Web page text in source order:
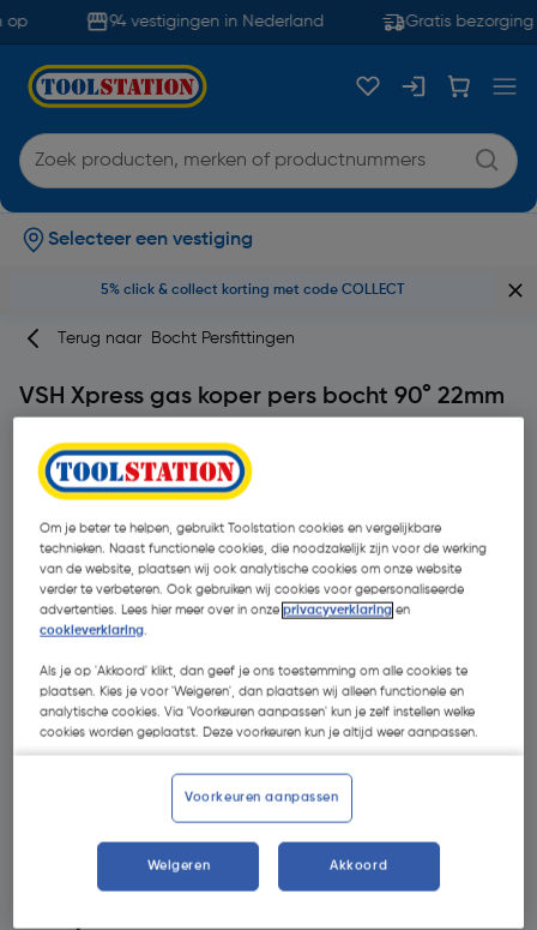
94 vestigingen in Nederland Gratis bezorging
Selecteer een vestiging
5% click & collect korting met code COLLECT
Terug naar Bocht Persfittingen
VSH Xpress gas koper pers bocht 90° 22mm
MerkVSH Productcode: 45473
Om je beter te helpen, gebruikt Toolstation cookies en vergelijkbare
technieken. Naast functionele cookies, die noodzakelijk zijn voor de werking
van de website, plaatsen wij ook analytische cookies om onze website
verder te verbeteren. Ook gebruiken wij cookies voor gepersonaliseerde
advertenties. Lees hier meer over in onzeprivacyverklaring en
cookieverklaring.
Als je op 'Akkoord' klikt, dan geef je ons toestemming om alle cookies te
plaatsen. Kies je voor 'Weigeren', dan plaatsen wij alleen functionele en
analytische cookies. Via 'Voorkeuren aanpassen' kun je zelf instellen welke
cookies worden geplaatst. Deze voorkeuren kun je altijd weer aanpassen.
Voorkeuren aanpassen
Weigeren Akkoord